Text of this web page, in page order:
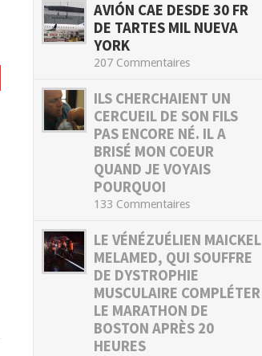
AVIÓN CAE DESDE 30 FR
DE TARTES MIL NUEVA
YORK
207 Commentaires
ILS CHERCHAIENT UN
CERCUEIL DE SON FILS
PAS ENCORE NÉ. IL A
BRISÉ MON COEUR
QUAND JE VOYAIS
POURQUOI
133 Commentaires
LE VÉNÉZUÉLIEN MAICKEL
MELAMED, QUI SOUFFRE
DE DYSTROPHIE
MUSCULAIRE COMPLÉTER
LE MARATHON DE
BOSTON APRÈS 20
HEURES